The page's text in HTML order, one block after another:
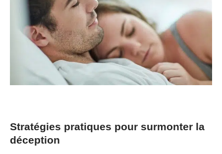
Stratégies pratiques pour surmonter la
déception